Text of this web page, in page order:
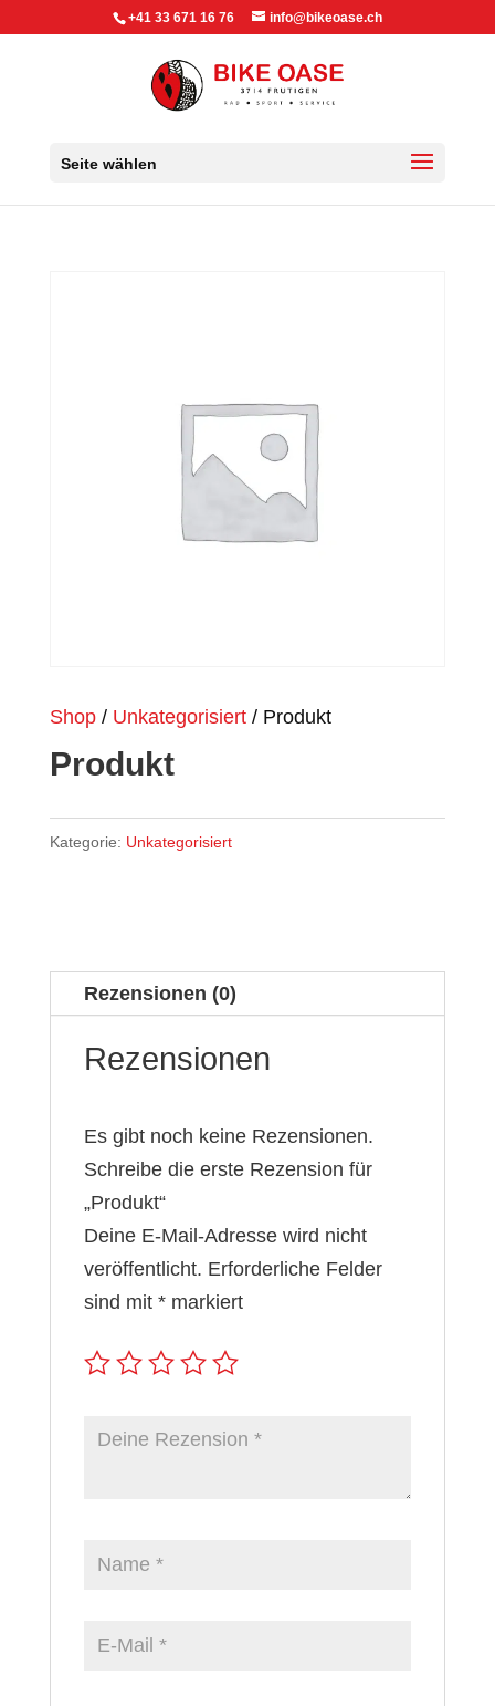
+41 33 671 16 76 info@bikeoase.ch
Seite wählen
Shop/ Unkategorisiert/ Produkt
Produkt
Kategorie: Unkategorisiert
Rezensionen (0)
Rezensionen
Es gibt noch keine Rezensionen.
Schreibe die erste Rezension für
„Produkt“
Deine E-Mail-Adresse wird nicht
veröffentlicht. Erforderliche Felder
sind mit *markiert